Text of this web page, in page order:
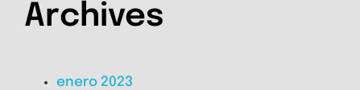
Archives
enero 2023